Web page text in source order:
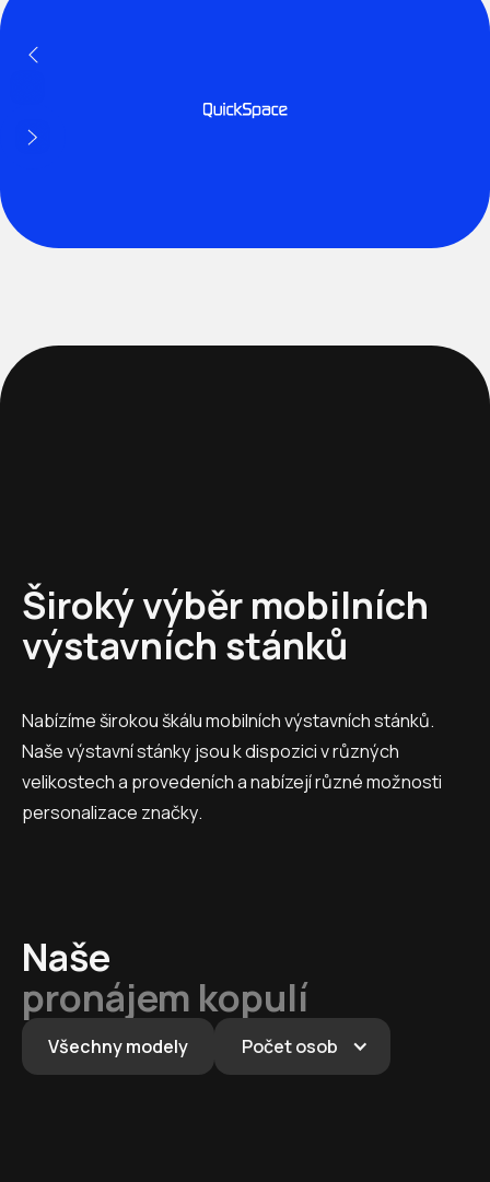
Široký výběr mobilních
výstavních stánků
Nabízíme širokou škálu mobilních výstavních stánků.
Naše výstavní stánky jsou k dispozici v různých
velikostech a provedeních a nabízejí různé možnosti
personalizace značky.
Naše
pronájem kopulí
Všechny modely Počet osob